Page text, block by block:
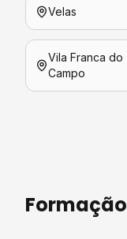
Velas
Vila Franca do
Campo
Formação